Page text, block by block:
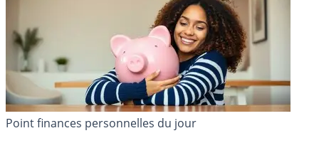
Point finances personnelles du jour